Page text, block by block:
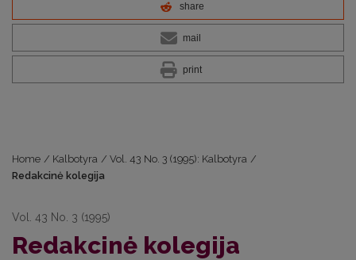
share
mail
print
Home / Kalbotyra / Vol. 43 No. 3 (1995): Kalbotyra /
Rеdаkсinė kolegija
Vol. 43 No. 3 (1995)
Rеdаkсinė kolegija